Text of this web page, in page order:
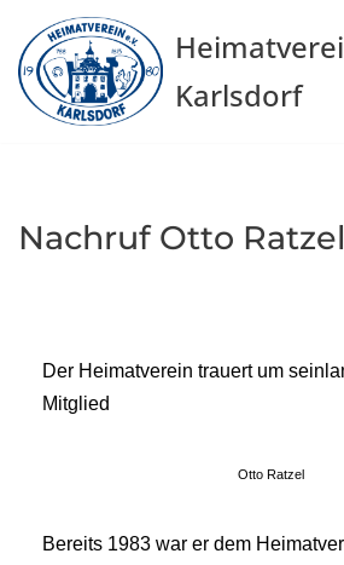
Zum
Inhalt
springen
Karlsdorf
Nachruf Otto Ratzel
Der Heimatverein trauert um
Mitglied
Otto Ratzel
Bereits 1983 war er dem